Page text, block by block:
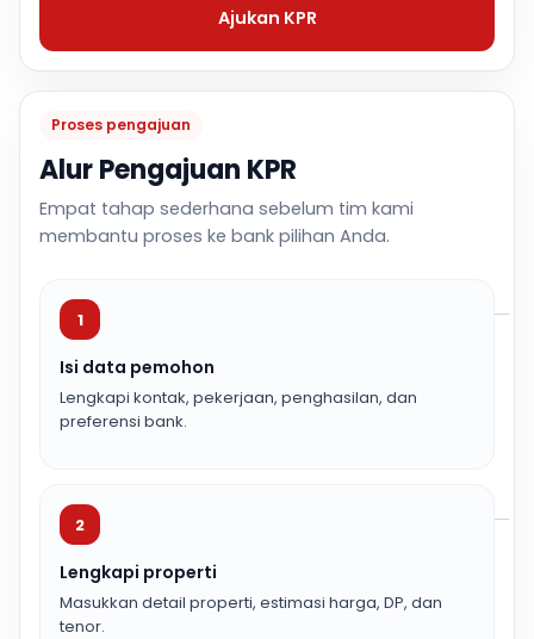
Proses pengajuan
Alur Pengajuan KPR
Empat tahap sederhana sebelum tim kami
membantu proses ke bank pilihan Anda.
1
Isi data pemohon
Lengkapi kontak, pekerjaan, penghasilan, dan
preferensi bank.
2
Lengkapi properti
Masukkan detail properti, estimasi harga, DP, dan
tenor.
Ajukan KPR